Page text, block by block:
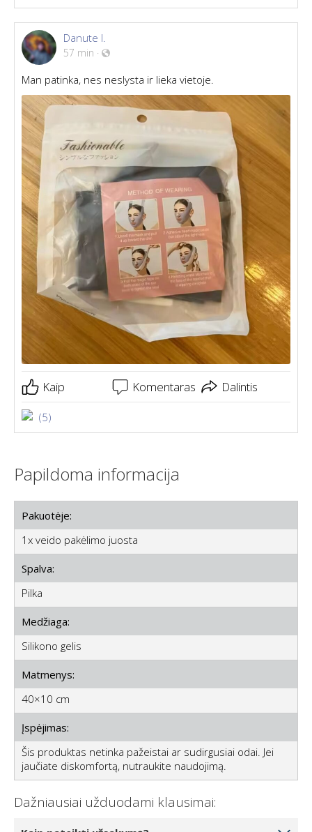
Danute I.
57 min ·
Man patinka, nes neslysta ir lieka vietoje.
Kaip Komentaras Dalintis
(5)
Papildoma informacija
Pakuotėje:
1x veido pakėlimo juosta
Spalva:
Pilka
Medžiaga:
Silikono gelis
Matmenys:
40×10 cm
Įspėjimas:
Šis produktas netinka pažeistai ar sudirgusiai odai. Jei
jaučiate diskomfortą, nutraukite naudojimą.
Dažniausiai užduodami klausimai: